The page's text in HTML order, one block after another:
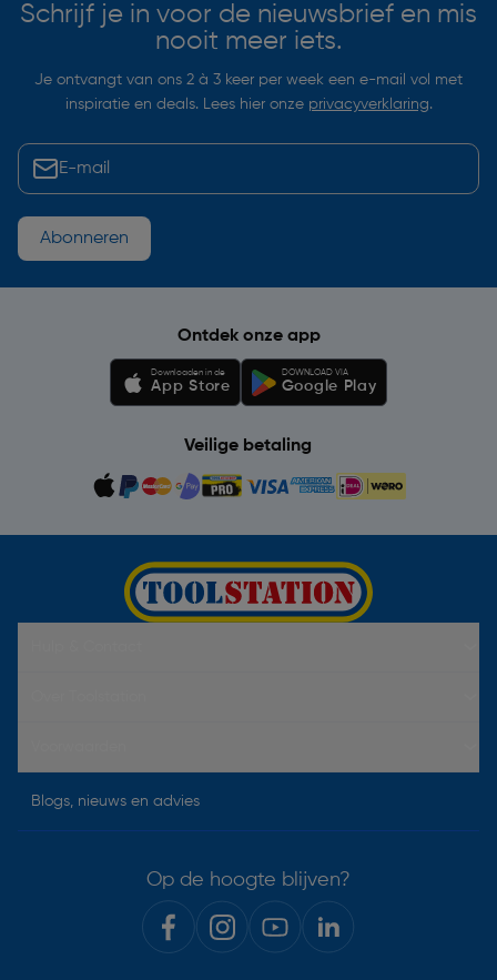
Schrijf je in voor de nieuwsbrief en mis
nooit meer iets.
Je ontvangt van ons 2 à 3 keer per week een e-mail vol met
inspiratie en deals. Lees hier onze privacyverklaring.
Abonneren
Ontdek onze app
Downloaden in de
App Store
DOWNLOAD VIA
Google Play
Veilige betaling
Blogs, nieuws en advies
Op de hoogte blijven?